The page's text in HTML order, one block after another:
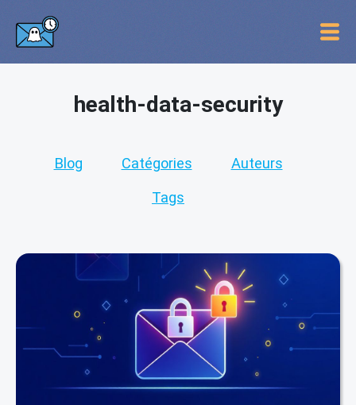
health-data-security
Blog Catégories Auteurs
Tags